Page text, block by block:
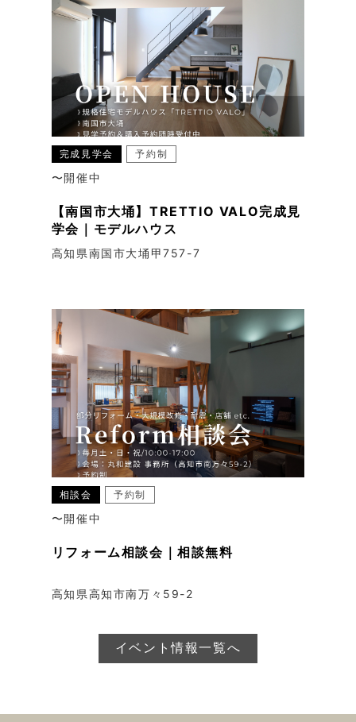
完成見学会 予約制
〜開催中
【南国市大埇】TRETTIO VALO完成見
学会｜モデルハウス
高知県南国市大埇甲757-7
相談会 予約制
〜開催中
リフォーム相談会｜相談無料
高知県高知市南万々59-2
イベント情報一覧へ